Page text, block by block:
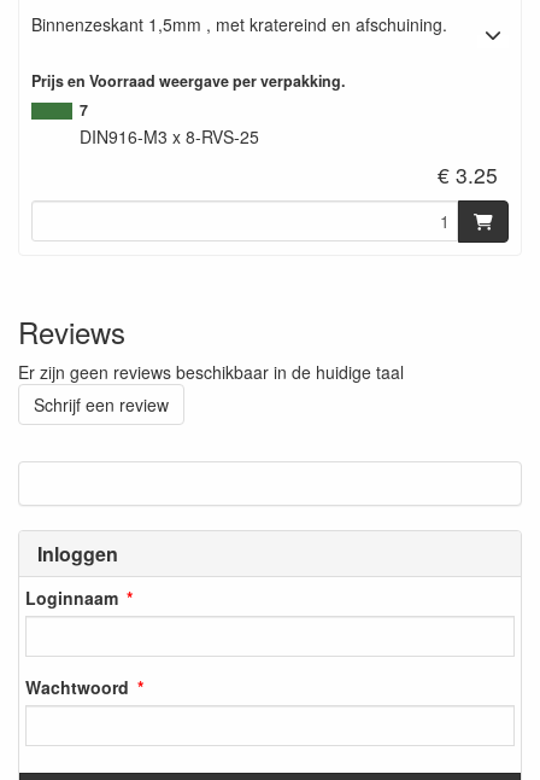
Inloggen
Loginnaam
Wachtwoord
Binnenzeskant 1,5mm , met kratereind en afschuining.
Prijs en Voorraad weergave per verpakking.
7
DIN916-M3 x 8-RVS-25
€ 3.25
Reviews
Er zijn geen reviews beschikbaar in de huidige taal
Schrijf een review